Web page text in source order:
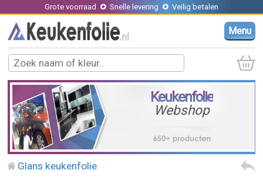
Grote voorraad Snelle levering Veilig betalen
Menu
Keukenfolie
Webshop
Glans keukenfolie